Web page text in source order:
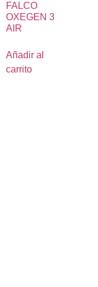
FALCO
OXEGEN 3
AIR
Añadir al
carrito